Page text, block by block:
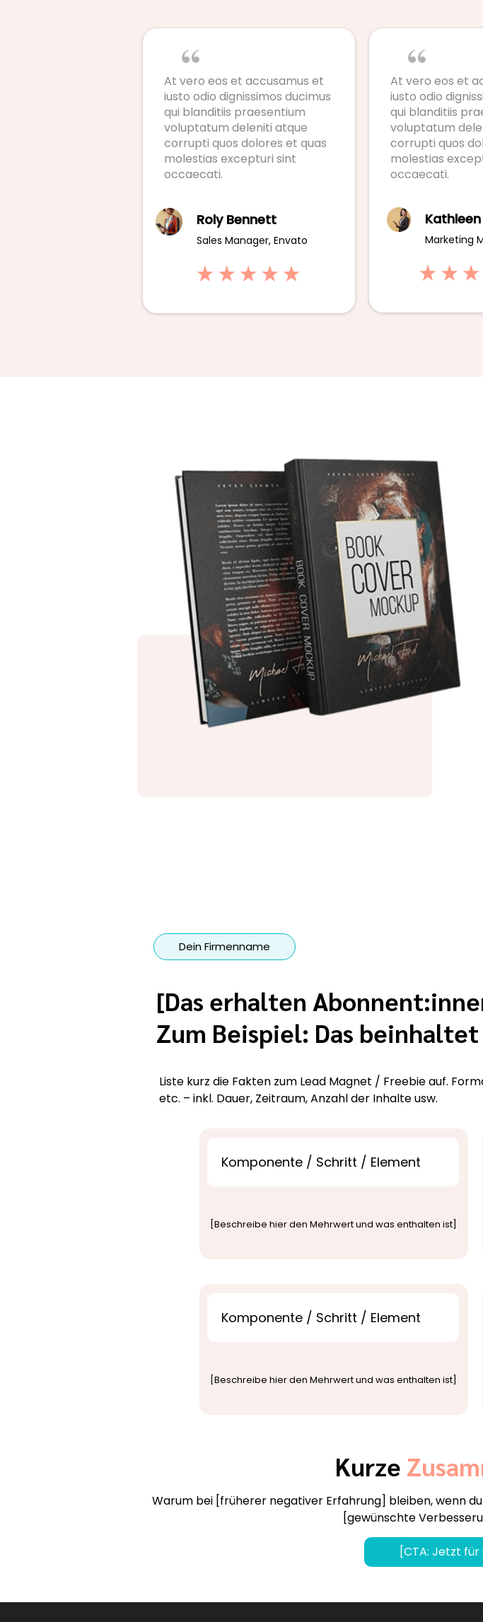
At vero eos et accusamus et
iusto odio dignissimos ducimus
qui blanditiis praesentium
voluptatum deleniti atque
corrupti quos dolores et quas
molestias excepturi sint
occaecati.
Roly Bennett
Sales Manager, Envato
At vero eos et
iusto odio
qui blanditiis
voluptatum
corrupti quos
molestias
occaecati.
Marketing
Dein Firmenname
[Das erhalten
Zum Beispiel: Das beinhaltet
Liste kurz die Fakten zum Lead Magnet / Freebie auf.
etc. – inkl. Dauer, Zeitraum, Anzahl der Inhalte usw.
Komponente / Schritt / Element
[Beschreibe hier den Mehrwert und was enthalten ist]
Komponente / Schritt / Element
[Beschreibe hier den Mehrwert und was enthalten ist]
Kurze
Warum bei [früherer negativer Erfahrung] bleiben, wenn
[gewünschte
[CTA: Jetzt